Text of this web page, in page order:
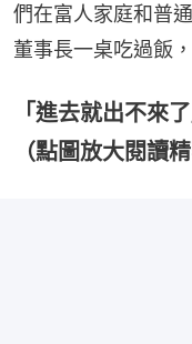
們在富人家庭和普
董事長一桌吃過飯
「進去就出不來
（點圖放大閱